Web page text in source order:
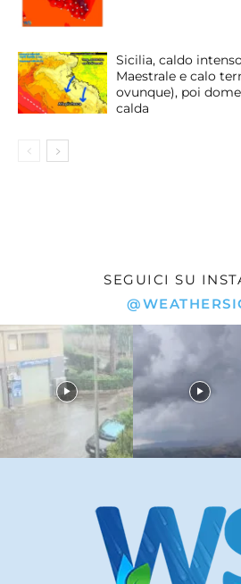
Sicilia, caldo
Maestrale e calo
ovunque), poi
calda
SEGUICI SU